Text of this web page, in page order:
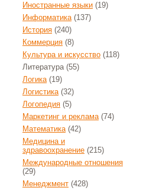
Иностранные языки (19)
Информатика(137)
История (240)
Коммерция (8)
Культура и искусство (118)
Литература(55)
Логика(19)
Логистика(32)
Логопедия (5)
Маркетинг и реклама(74)
Математика(42)
Медицина и
здравоохранение (215)
Международные отношения
(29)
Менеджмент (428)